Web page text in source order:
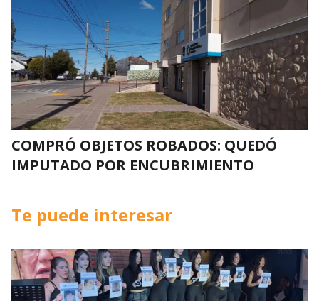
COMPRÓ OBJETOS ROBADOS: QUEDÓ
IMPUTADO POR ENCUBRIMIENTO
Te puede interesar